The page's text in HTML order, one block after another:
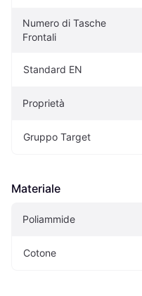
Numero di Tasche
Frontali
Standard EN
Proprietà
Gruppo Target
Materiale
Poliammide
Cotone